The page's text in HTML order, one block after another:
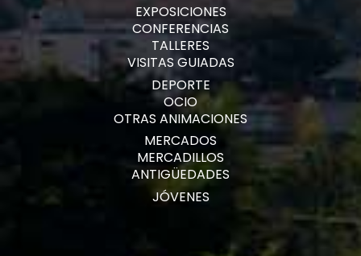
EXPOSICIONES
CONFERENCIAS
TALLERES
VISITAS GUIADAS
DEPORTE
OCIO
OTRAS ANIMACIONES
MERCADOS
MERCADILLOS
ANTIGÜEDADES
JÓVENES